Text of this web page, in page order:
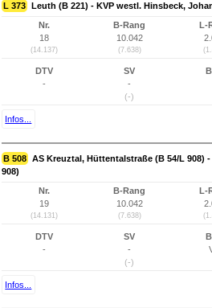
L 373 Leuth (B 221) - KVP westl. Hinsbeck,
Nr.
18
(14.137)
B-Rang
10.042
(7.638)
L-
DTV
-
SV
-
(-)
Infos...
B 508 AS Kreuztal, Hüttentalstraße (B 54/L 908)
908)
Nr.
19
(14.131)
B-Rang
10.042
(7.638)
L-
DTV
-
SV
-
(-)
Infos...